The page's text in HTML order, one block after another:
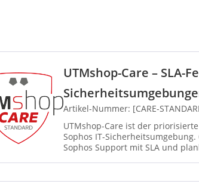
UTMshop-Care – SLA-
Artikel-Nummer: [CARE-
UTMshop-Care ist der
Sophos IT-
Sophos Support mit SLA und